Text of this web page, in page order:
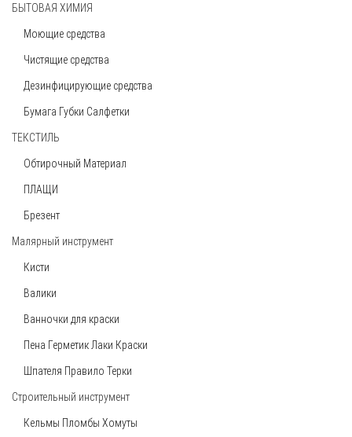
Черенок для лопат, 40 мм, высший сорт
БЫТОВАЯ ХИМИЯ
Моющие средства
Чистящие средства
Дезинфицирующие средства
Бумага Губки Салфетки
ТЕКСТИЛЬ
Обтирочный Материал
ПЛАЩИ
Брезент
Малярный инструмент
Кисти
Валики
Ванночки для краски
Пена Герметик Лаки Краски
Шпателя Правило Терки
Строительный инструмент
Кельмы Пломбы Хомуты